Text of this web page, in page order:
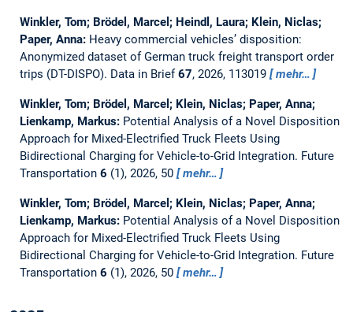
Winkler, Tom; Brödel, Marcel; Heindl, Laura; Klein, Niclas;
Paper, Anna: Heavy commercial vehicles’ disposition:
Anonymized dataset of German truck freight transport order
trips (DT-DISPO). Data in Brief67, 2026, 113019 mehr…
Winkler, Tom; Brödel, Marcel; Klein, Niclas; Paper, Anna;
Lienkamp, Markus: Potential Analysis of a Novel Disposition
Approach for Mixed-Electrified Truck Fleets Using
Bidirectional Charging for Vehicle-to-Grid Integration. Future
Transportation 6 (1), 2026, 50 mehr…
Winkler, Tom; Brödel, Marcel; Klein, Niclas; Paper, Anna;
Lienkamp, Markus: Potential Analysis of a Novel Disposition
Approach for Mixed-Electrified Truck Fleets Using
Bidirectional Charging for Vehicle-to-Grid Integration. Future
Transportation 6 (1), 2026, 50 mehr…